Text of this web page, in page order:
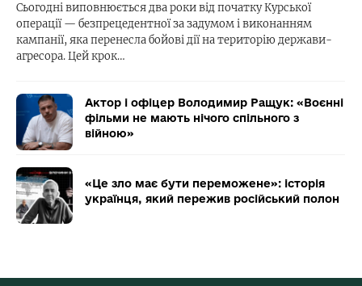
Сьогодні виповнюється два роки від початку Курської
операції — безпрецедентної за задумом і виконанням
кампанії, яка перенесла бойові дії на територію держави-
агресора. Цей крок…
Актор і офіцер Володимир Ращук: «Воєнні
фільми не мають нічого спільного з
війною»
«Це зло має бути переможене»: історія
українця, який пережив російський полон